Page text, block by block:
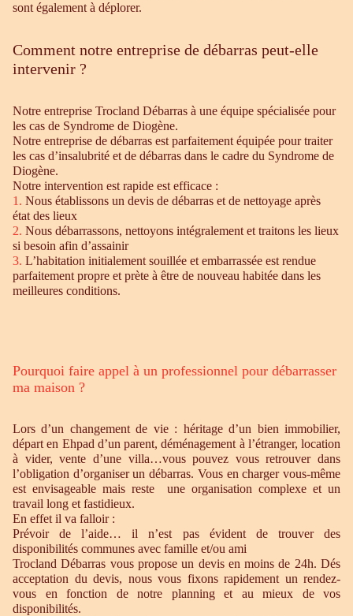
sont également à déplorer.
Comment notre entreprise de débarras peut-elle
intervenir ?
Notre entreprise Trocland Débarras à une équipe spécialisée pour
les cas de Syndrome de Diogène.
Notre entreprise de débarras est parfaitement équipée pour traiter
les cas d’insalubrité et de débarras dans le cadre du Syndrome de
Diogène.
Notre intervention est rapide est efficace :
1. Nous établissons un devis de débarras et de nettoyage après
état des lieux
2. Nous débarrassons, nettoyons intégralement et traitons les lieux
si besoin afin d’assainir
3. L’habitation initialement souillée et embarrassée est rendue
parfaitement propre et prète à être de nouveau habitée dans les
meilleures conditions.
Pourquoi faire appel à un professionnel pour débarrasser
ma maison ?
Lors d’un changement de vie : héritage d’un bien immobilier,
départ en Ehpad d’un parent, déménagement à l’étranger, location
à vider, vente d’une villa…vous pouvez vous retrouver dans
l’obligation d’organiser un débarras. Vous en charger vous-même
est envisageable mais reste une organisation complexe et un
travail long et fastidieux.
En effet il va falloir :
Prévoir de l’aide… il n’est pas évident de trouver des
disponibilités communes avec famille et/ou ami
Trocland Débarras vous propose un devis en moins de 24h. Dés
acceptation du devis, nous vous fixons rapidement un rendez-
vous en fonction de notre planning et au mieux de vos
disponibilités.